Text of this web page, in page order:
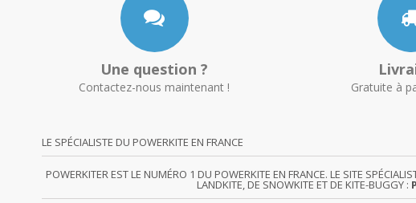
Une question ?
Contactez-nous maintenant ! Gratuite à
LE SPÉCIALISTE DU POWERKITE EN FRANCE
POWERKITER EST LE NUMÉRO 1 DU POWERKITE EN FRANCE. LE SITE
LANDKITE, DE SNOWKITE ET DE KITE-BUGGY :